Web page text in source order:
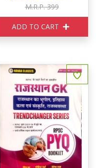
M.R.P. 399
ADD TO CART